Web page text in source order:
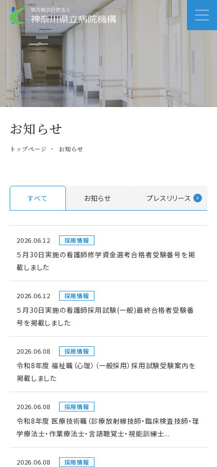
お知らせ
トップページ お知らせ
すべて お知らせ プレスリリース
2026.06.12 採用情報
５月30日実施の看護師修学資金選考合格者受験番号を掲
載しました
2026.06.12 採用情報
５月30日実施の看護師採用試験(一般)最終合格者受験番
号を掲載しました
2026.06.08 採用情報
令和8年度 福祉職（心理）（一般採用）採用試験受験案内を
掲載しました
2026.06.08 採用情報
令和8年度 医療技術職（診療放射線技師・臨床検査技師・理
学療法士・作業療法士・言語聴覚士・視能訓練士...
2026.06.08 採用情報